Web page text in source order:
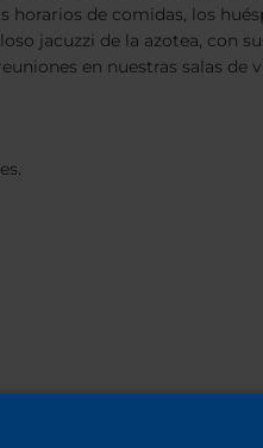
horarios de comidas, los
jacuzzi de la azotea, con
en nuestras salas de